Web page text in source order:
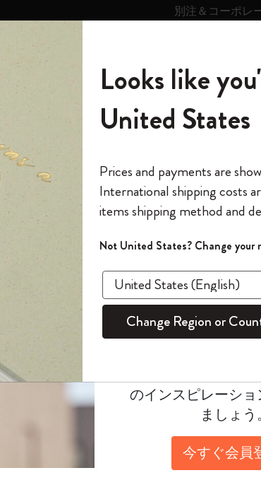
別注＆コーポレ
トブック
Original Notebook
ノートブックチャーム
エ ＆ ジャーナル
ト
ションジャーナル
ューデントカイエジャーナル
リー
ソナル・ダイアリー
月ダイアリー
月プランナー
ークリープランナー
リープランナー
スリープランナー
見る
ートライティング・システム
スキンスマートスマートとは
リ・サービス
スキンスマート
x モレスキン
x モレスキン
& ペンシル
サングラス
ミン コレクション
・ジョンギコレクション
Adventures in Wonderland」コレ
ード・オブ・ザ・リング』コレク
ーパターン ノートブック
ラコレクション
コレクション
・ジョンギコレクション
of Impressionism コレクショ
・バトリョ 限定版コレクション
ホ美術館
見る
クパック
版バックパック
paper – made Collection
トを愛する方への贈り物
フェッショナルへの贈り物
マリストへの贈り物
シマリストへの贈り物
を愛する方への贈り物です
を愛する方へのギフト
トリー・テーマ・ピンズ・コレク
イドをいつも胸に
Mercredi × モレスキン
ートライティング・システム
ートノートブック
ートダイアリー
スキン Journal
キン Planner
パーソナライズサ
ービス
サブカテゴリ
リー
の世界
サブカテゴリ
料無料
ック
モレスキンの世界へ
*メールアドレス
*パスワード
このデバイスで情報
ログイン
6,500円以上のご購入で送料無料
彩画用 アルバム
水彩画
アート コ
¥ 3,630
選択済
*選択し
Pocket
数量
モレスキンの世界
今すぐ会員登録
「WELCOME10」を
回注文が10%オフ＋
ます。セール・アウ
適用外
のインスピレーシ
ましょう。
今すぐ会員
Looks like
United States
Prices and payments are
International shipping costs
items shipping method and
Not United States? Change your
Change Region or